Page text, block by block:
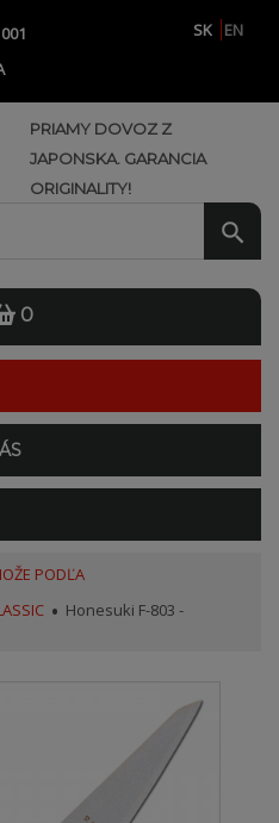
SK
EN
PRIAMY DOVOZ Z
JAPONSKA. GARANCIA
ORIGINALITY!
0
PODĽA
Honesuki F-803 -